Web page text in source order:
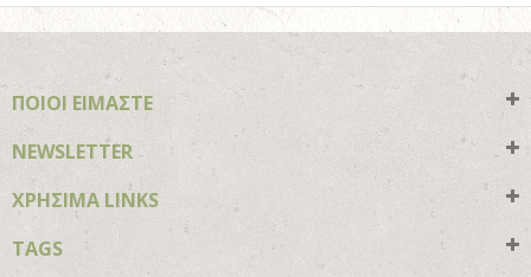
ΠΟΙΟΙ ΕΙΜΑΣΤΕ
NEWSLETTER
ΧΡΗΣΙΜΑ LINKS
TAGS